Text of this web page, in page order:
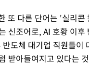
또 다른 단어는 '실리
신조어로, AI 호황 이
도체 대기업 직원들이
받아들여지고 있다는